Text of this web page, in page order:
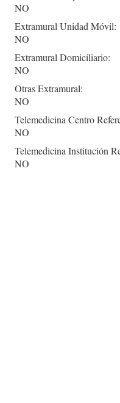
NO
Extramural Unidad Móvil:
NO
Extramural Domiciliario:
NO
Otras Extramural:
NO
Telemedicina Centro
NO
Telemedicina Institución
NO